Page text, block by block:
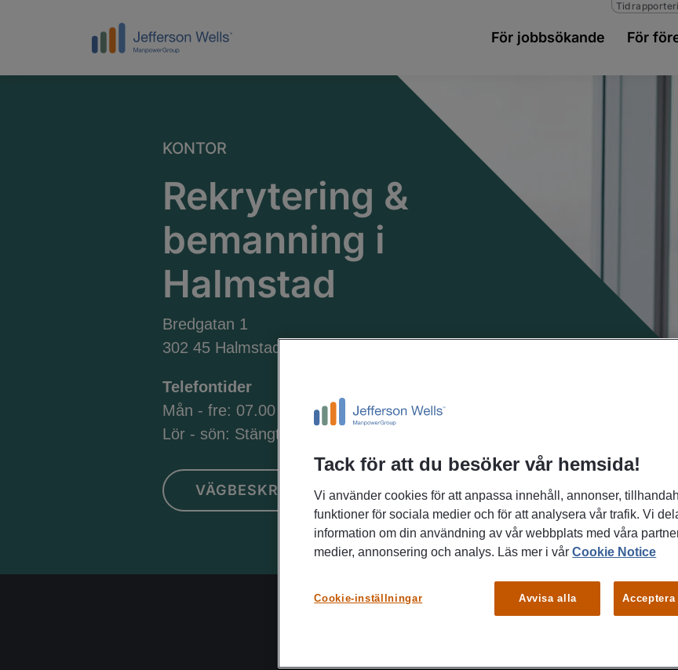
För jobbsökande För
KONTOR
Rekrytering &
bemanning i
Halmstad
Bredgatan 1
302 45 Halmstad
Telefontider
Mån - fre: 07.00 - 18.00
Lör - sön: Stängt
0771-55 99 20
VÄGBESKRIVNING
Tack för att du besöker vår hemsida!
Vi använder cookies för att anpassa innehåll, annonser,
funktioner för sociala medier och för att analysera vår trafik. Vi
information om din användning av vår webbplats med våra
medier, annonsering och analys. Läs mer i vårCookie Notice
Avvisa alla
Cookie-inställningar